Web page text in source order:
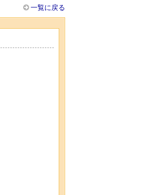
一覧に戻る